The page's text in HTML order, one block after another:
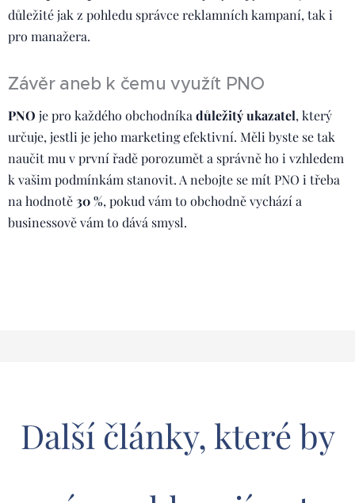
důležité jak z pohledu správce reklamních kampaní, tak i
pro manažera.
Závěr aneb k čemu využít PNO
PNO je pro každého obchodníka důležitý ukazatel, který
určuje, jestli je jeho marketing efektivní. Měli byste se tak
naučit mu v první řadě porozumět a správně ho i vzhledem
k vašim podmínkám stanovit. A nebojte se mít PNO i třeba
na hodnotě30 %, pokud vám to obchodně vychází a
businessově vám to dává smysl.
Další články, které by